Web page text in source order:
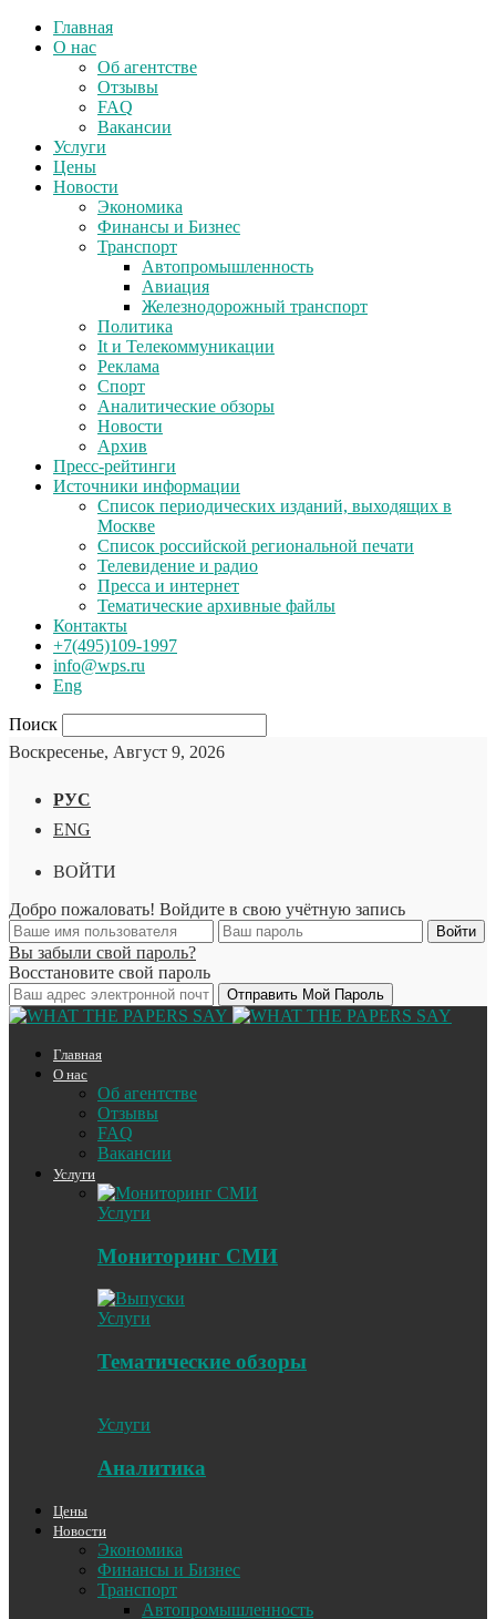
Главная
О нас
Об агентстве
Отзывы
FAQ
Вакансии
Услуги
Цены
Новости
Экономика
Финансы и Бизнес
Транспорт
Автопромышленность
Авиация
Железнодорожный транспорт
Политика
It и Телекоммуникации
Реклама
Спорт
Аналитические обзоры
Новости
Архив
Пресс-рейтинги
Источники информации
Список периодических изданий, выходящих в
Москве
Список российской региональной печати
Телевидение и радио
Пресса и интернет
Тематические архивные файлы
Контакты
+7(495)109-1997
info@wps.ru
Eng
Поиск
Воскресенье, Август 9, 2026
РУС
ENG
ВОЙТИ
Добро пожаловать! Войдите в свою учётную запись
Вы забыли свой пароль?
Восстановите свой пароль
Главная
О нас
Об агентстве
Отзывы
FAQ
Вакансии
Услуги
Услуги
Мониторинг СМИ
Услуги
Тематические обзоры
Услуги
Аналитика
Цены
Новости
Экономика
Финансы и Бизнес
Транспорт
Автопромышленность